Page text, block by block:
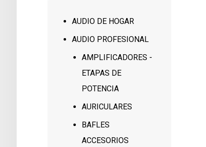
AUDIO DE HOGAR
AUDIO PROFESIONAL
AMPLIFICADORES -
ETAPAS DE
POTENCIA
AURICULARES
BAFLES
ACCESORIOS